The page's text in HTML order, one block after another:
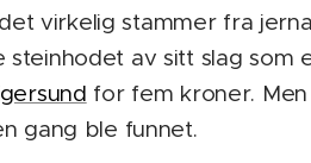
virkelig stammer fra
av sitt slag som
for fem kroner.
gang ble funnet.